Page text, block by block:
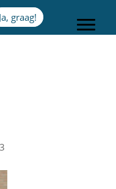
Ja, graag!